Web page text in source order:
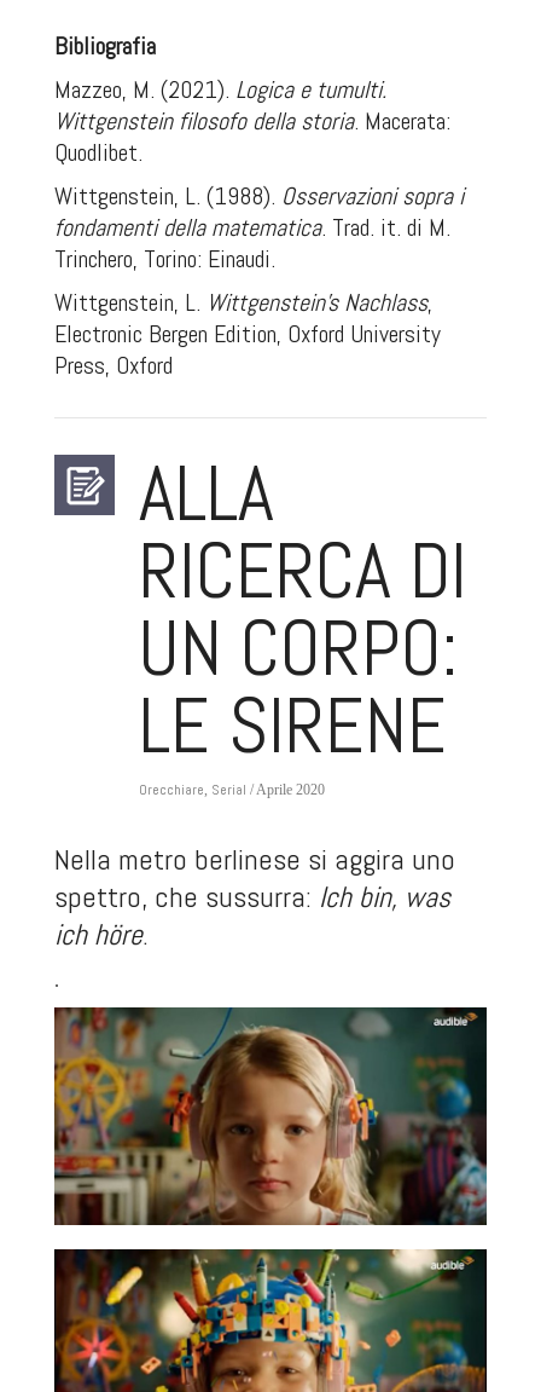
Bibliografia
Mazzeo, M. (2021). Logica e tumulti.
Wittgenstein filosofo della storia. Macerata:
Quodlibet.
Wittgenstein, L. (1988). Osservazioni sopra i
fondamenti della matematica. Trad. it. di M.
Trinchero, Torino: Einaudi.
Wittgenstein, L. Wittgenstein’s Nachlass,
Electronic Bergen Edition, Oxford University
Press, Oxford
ALLA
RICERCA DI
UN CORPO:
LE SIRENE
Orecchiare, Serial / Aprile 2020
Nella metro berlinese si aggira uno
spettro, che sussurra: Ich bin, was
ich höre.
.